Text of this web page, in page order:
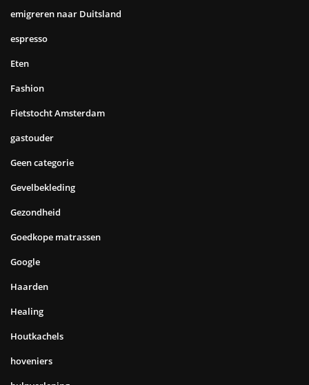
emigreren naar Duitsland
espresso
Eten
Fashion
Fietstocht Amsterdam
gastouder
Geen categorie
Gevelbekleding
Gezondheid
Goedkope matrassen
Google
Haarden
Healing
Houtkachels
hoveniers